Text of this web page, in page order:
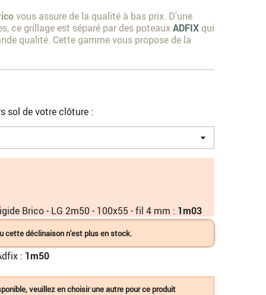
vous assure de la qualité à bas prix. D'une
ce grillage est séparé par des poteauxADFIXqui
qualité. Cette gamme vous propose de la
sol de votre clôture :
Brico - LG 2m50 - 100x55 - fil 4 mm : 1m03
cette déclinaison n'est plus en stock.
: 1m50
veuillez en choisir une autre pour ce produit